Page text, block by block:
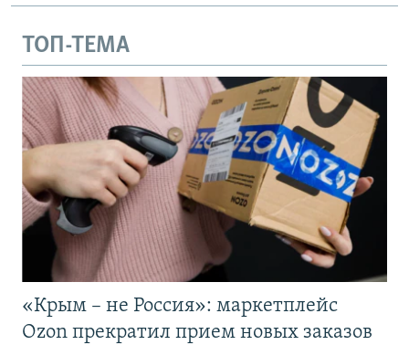
ТОП-ТЕМА
«Крым – не Россия»: маркетплейс
Ozon прекратил прием новых заказов